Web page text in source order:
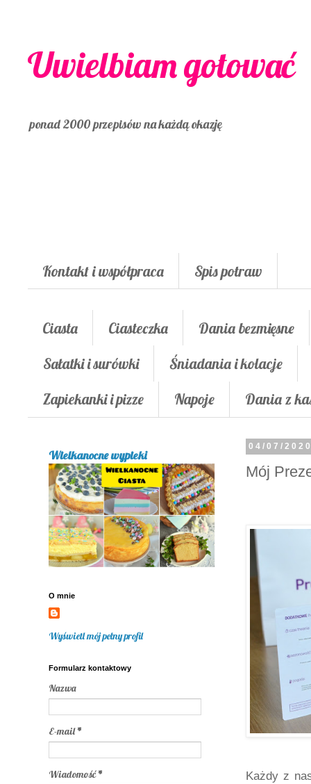
Uwielbiam gotować
ponad 2000 przepisów na każdą okazję
Kontakt i współpraca Spis potraw
Ciasta Ciasteczka
Dania bezmięsne
Sałatki i surówki
Śniadania i kolacje
Zapiekanki i pizze
Napoje Dania z
04/07/
Mój
Każdy z
Wielkanocne wypieki
O mnie
Wyświetl mój pełny profil
Formularz kontaktowy
Nazwa
E-mail*
Wiadomość*